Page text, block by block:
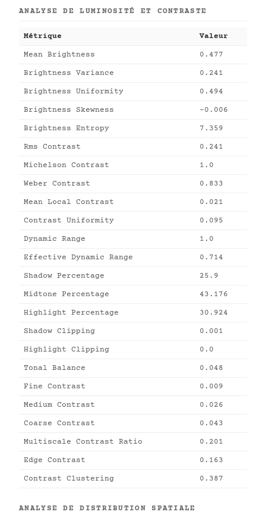
ANALYSE DE LUMINOSITÉ ET CONTRASTE
Métrique Valeur
Mean Brightness 0.477
Brightness Variance 0.241
Brightness Uniformity 0.494
Brightness Skewness -0.006
Brightness Entropy 7.359
Rms Contrast 0.241
Michelson Contrast 1.0
Weber Contrast 0.833
Mean Local Contrast 0.021
Contrast Uniformity 0.095
Dynamic Range 1.0
Effective Dynamic Range 0.714
Shadow Percentage 25.9
Midtone Percentage 43.176
Highlight Percentage 30.924
Shadow Clipping 0.001
Highlight Clipping 0.0
Tonal Balance 0.048
Fine Contrast 0.009
Medium Contrast 0.026
Coarse Contrast 0.043
Multiscale Contrast Ratio 0.201
Edge Contrast 0.163
Contrast Clustering 0.387
ANALYSE DE DISTRIBUTION SPATIALE